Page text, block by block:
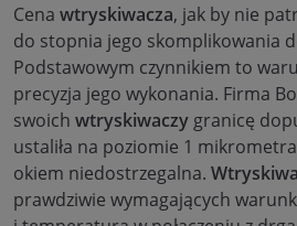
Cena wtryskiwacza, jak by nie
do stopnia jego skomplikowania
Podstawowym czynnikiem to
precyzja jego wykonania. Firma
swoich wtryskiwaczy granicę
ustaliła na poziomie 1
okiem niedostrzegalna.
prawdziwie wymagających